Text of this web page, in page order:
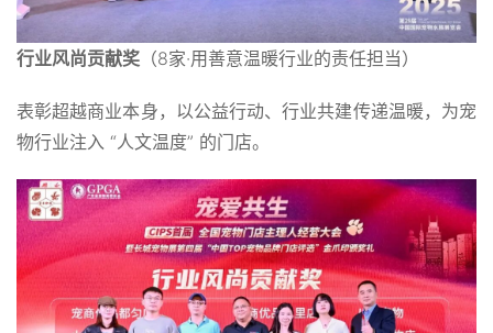
行业风尚贡献奖 （8家·用善意温暖行业的责任担当）
表彰超越商业本身，以公益行动、行业共建传递温暖，为宠
物行业注入 “人文温度” 的门店。